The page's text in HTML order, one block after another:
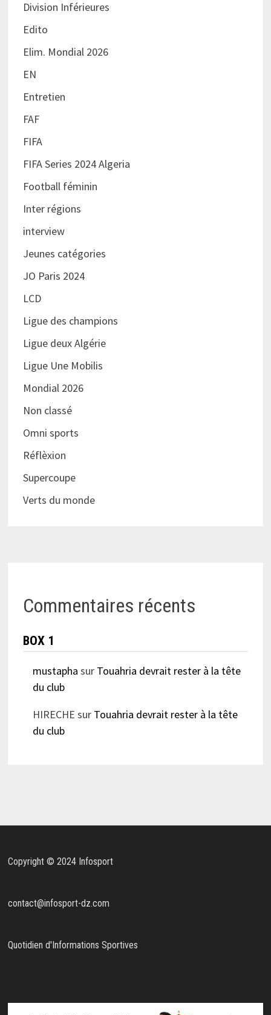
Division Inférieures
Edito
Elim. Mondial 2026
EN
Entretien
FAF
FIFA
FIFA Series 2024 Algeria
Football féminin
Inter régions
interview
Jeunes catégories
JO Paris 2024
LCD
Ligue des champions
Ligue deux Algérie
Ligue Une Mobilis
Mondial 2026
Non classé
Omni sports
Réflèxion
Supercoupe
Verts du monde
Commentaires récents
BOX 1
mustapha sur Touahria devrait rester à la tête
du club
HIRECHE sur Touahria devrait rester à la tête
du club
Copyright © 2024 Infosport
contact@infosport-dz.com
Quotidien d'Informations Sportives